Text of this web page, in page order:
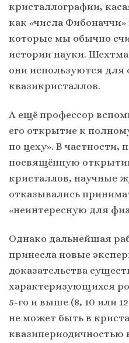
кристаллографии,
как «числа
которые мы обычно
истории науки.
они используются для
квазикристаллов.
А ещё профессор
его открытие к
по цеху». В частности,
посвящённую
кристаллов, научные
отказывались
«неинтересную для
Однако дальнейшая
принесла новые
доказательства
характеризующихся
5-го и выше (8, 10 или
не может быть в
квазипериодичностью